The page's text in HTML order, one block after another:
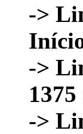
->
->
->